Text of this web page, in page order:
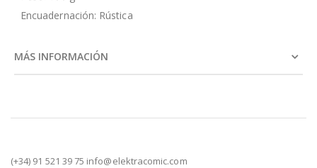
Encuadernación: Rústica
MÁS INFORMACIÓN
(+34) 91 521 39 75 info@elektracomic.com